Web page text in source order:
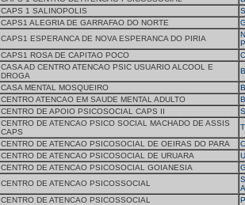
CAPS 1 SALINOPOLIS
CAPS1 ALEGRIA DE GARRAFAO DO NORTE
CAPS1 ESPERANCA DE NOVA ESPERANCA DO PIRIA
CAPS1 ROSA DE CAPITAO POCO
CASA AD CENTRO ATENCAO PSIC USUARIO ALCOOL E
DROGA
CASA MENTAL MOSQUEIRO
CENTRO ATENCAO EM SAUDE MENTAL ADULTO
CENTRO DE APOIO PSICOSOCIAL CAPS II
CENTRO DE ATENCAO PSICO SOCIAL MACHADO DE ASSIS
CAPS
CENTRO DE ATENCAO PSICOSOCIAL DE OEIRAS DO PARA
CENTRO DE ATENCAO PSICOSOCIAL DE URUARA
CENTRO DE ATENCAO PSICOSOCIAL GOIANESIA
CENTRO DE ATENCAO PSICOSSOCIAL
CENTRO DE ATENCAO PSICOSSOCIAL